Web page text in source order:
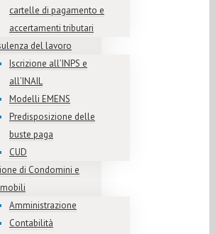
cartelle di pagamento e
accertamenti tributari
del lavoro
Iscrizione all’INPS e
all’INAIL
Modelli EMENS
Predisposizione delle
buste paga
CUD
di Condomini e
Amministrazione
Contabilità